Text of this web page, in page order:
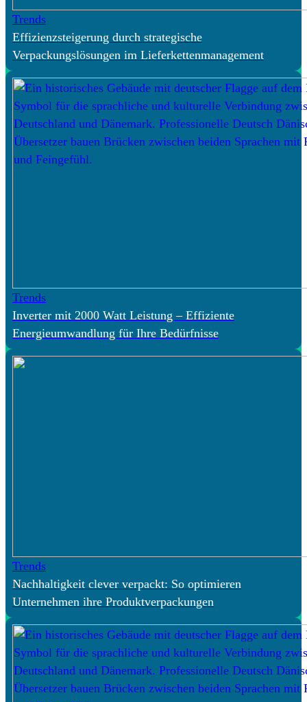
Trends
Effizienzsteigerung durch strategische
Verpackungslösungen im Lieferkettenmanagement
Trends
Inverter mit 2000 Watt Leistung – Effiziente
Energieumwandlung für Ihre Bedürfnisse
Trends
Nachhaltigkeit clever verpackt: So optimieren
Unternehmen ihre Produktverpackungen